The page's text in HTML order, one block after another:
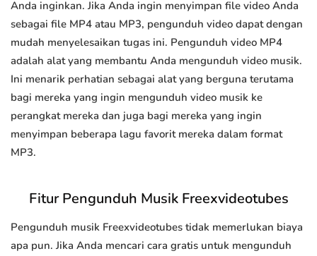
Anda inginkan. Jika Anda ingin menyimpan file video Anda
sebagai file MP4 atau MP3, pengunduh video dapat dengan
mudah menyelesaikan tugas ini. Pengunduh video MP4
adalah alat yang membantu Anda mengunduh video musik.
Ini menarik perhatian sebagai alat yang berguna terutama
bagi mereka yang ingin mengunduh video musik ke
perangkat mereka dan juga bagi mereka yang ingin
menyimpan beberapa lagu favorit mereka dalam format
MP3.
Fitur Pengunduh Musik Freexvideotubes
Pengunduh musik Freexvideotubes tidak memerlukan biaya
apa pun. Jika Anda mencari cara gratis untuk mengunduh